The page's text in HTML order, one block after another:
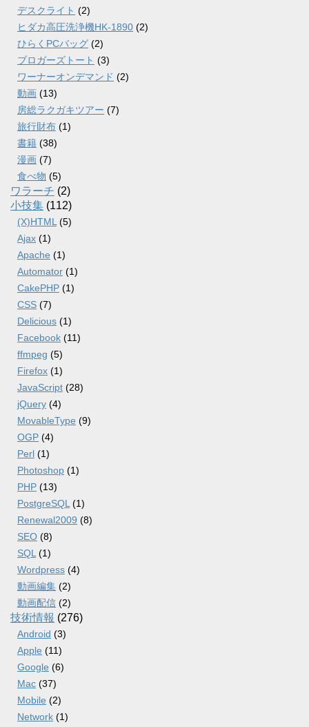
デスクライト (2)
ヒダカ高圧洗浄機HK-1890 (2)
ひらくPCバッグ (2)
ブロガーズトート (3)
ワーナーオンデマンド (2)
動画 (13)
房総ラクガキツアー (7)
旅行財布 (1)
書籍 (38)
漫画 (7)
食べ物 (5)
ワラーチ (2)
小技集 (112)
(X)HTML (5)
Ajax (1)
Apache (1)
Automator (1)
CakePHP (1)
CSS (7)
Delicious (1)
Facebook (11)
ffmpeg (5)
Firefox (1)
JavaScript (28)
jQuery (4)
MovableType (9)
OGP (4)
Perl (1)
Photoshop (1)
PHP (13)
PostgreSQL (1)
Renewal2009 (8)
SEO (8)
SQL (1)
Wordpress (4)
動画編集 (2)
動画配信 (2)
技術情報 (276)
Android (3)
Apple (11)
Google (6)
Mac (37)
Mobile (2)
Network (1)